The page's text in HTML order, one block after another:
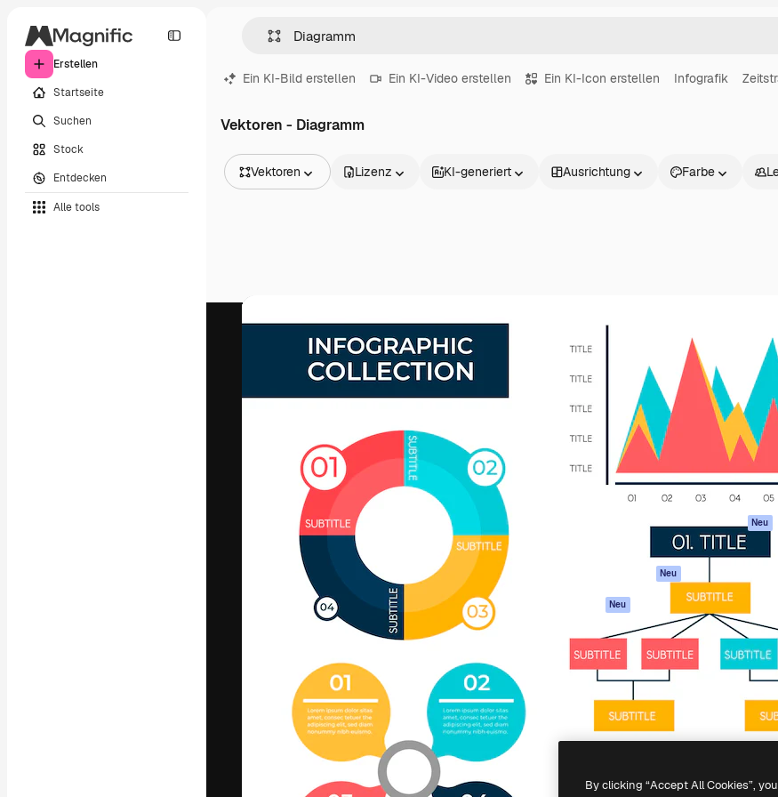
Erstellen
Startseite
Suchen
Stock
Entdecken
Alle tools
Ein KI-Bild erstellen Ein KI-Video erstellen Ein KI-Icon erstellen Infografik
Vektoren - Diagramm
Vektoren
Videos
Schriftarten
Lizenz KI-generiert Ausrichtung Farbe
Arbeit zu verwirklichen. Mehr als 1 Million
Abonnenten unter Kreativen, Unternehmen,
Agenturen und Studios.
Deutsch
Produkte
Spaces
KI-Assistent
KI-Bildgenerator
KI-Videogenerator
Neu
Neu
Mobile App
Alle Magnific-Tools
Loslegen
Academy
Dokumentation
Support
AGB
Originale Neu
Cookie-
Partner
Unternehmen
Copyright © 2010- 2026Freepik Company S.L.U. Alle Rechte vorbehalten
By clicking “Accept All Cookies”,